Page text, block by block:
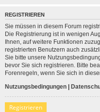
REGISTRIEREN
Sie müssen in diesem Forum
Die Registrierung ist in wenigen
Ihnen, auf weitere Funktionen
registrierten Benutzern auch
Sie bitte unsere
bevor Sie sich registrieren. Bitte
Forenregeln, wenn Sie sich in
Nutzungsbedingungen |
Registrieren